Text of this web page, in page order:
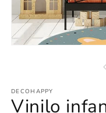
una
ventana
modal
DECOHAPPY
Vinilo